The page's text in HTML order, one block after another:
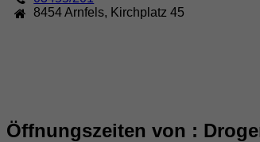
8454Arnfels, Kirchplatz 45
Öffnungszeiten von :